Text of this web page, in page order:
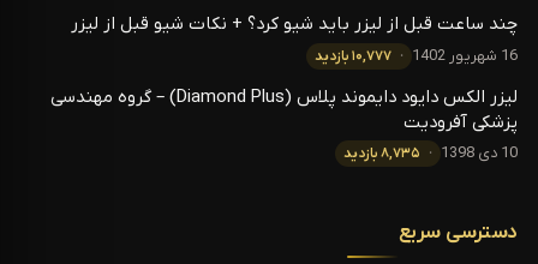
چند ساعت قبل از لیزر باید شیو کرد؟ + نکات شیو قبل از لیزر
16 شهریور 1402 ۱۰,۷۷۷ بازدید
لیزر الکس دایود دایموند پلاس (Diamond Plus) – گروه مهندسی
پزشکی آفرودیت
10 دی 1398 ۸,۷۳۵ بازدید
دسترسی سریع